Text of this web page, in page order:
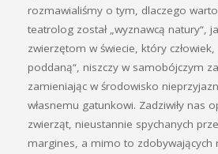
rozmawialiśmy o tym, dlaczego
teatrolog został „wyznawcą natury“,
zwierzętom w świecie, który
poddaną“, niszczy w samobójczym
zamieniając w środowisko
własnemu gatunkowi. Zadziwiły nas
zwierząt, nieustannie spychanych
margines, a mimo to zdobywających